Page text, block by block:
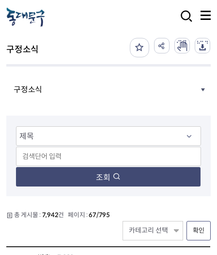
구정소식
구정소식
조회
총 게시물 : 7,942건 페이지 :67/795
확인